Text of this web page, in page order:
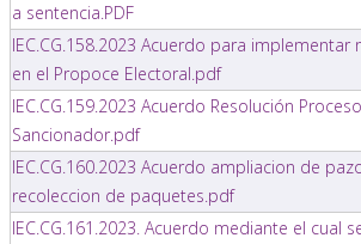
a sentencia.PDF
IEC.CG.158.2023 Acuerdo para implementar
en el Propoce Electoral.pdf
IEC.CG.159.2023 Acuerdo Resolución Proceso
Sancionador.pdf
IEC.CG.160.2023 Acuerdo ampliacion de
recoleccion de paquetes.pdf
IEC.CG.161.2023. Acuerdo mediante el cual